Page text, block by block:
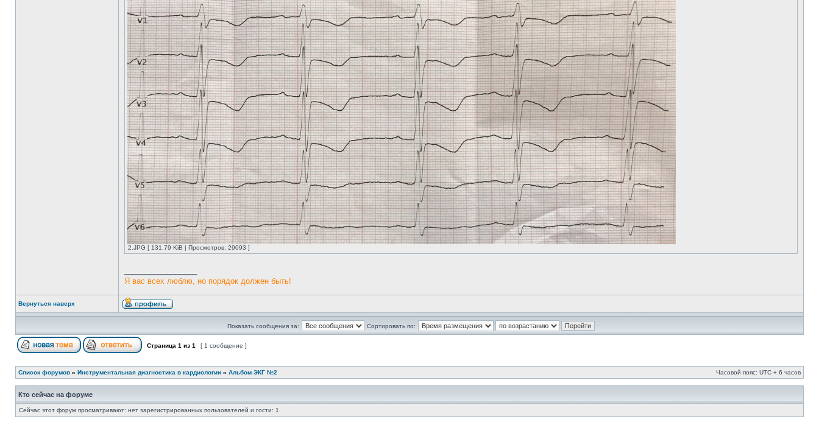
2.JPG [ 131.79 KiB | Просмотров: 29093 ]
Я вас всех люблю, но порядок должен быть!
Вернуться наверх
Показать сообщения за: Сортировать по:
Страница 1 из 1 [ 1 сообщение ]
Список форумов » Инструментальная диагностика в кардиологии » Альбом ЭКГ №2 Часовой пояс: UTC + 6 часов
Кто сейчас на форуме
Сейчас этот форум просматривают: нет зарегистрированных пользователей и гости: 1